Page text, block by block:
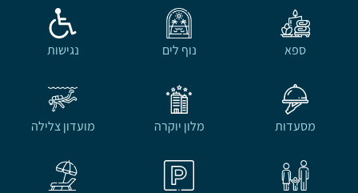
ספא נוף לים נגישות
מסעדות מלון יוקרה מועדון צלילה